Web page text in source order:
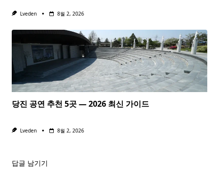
Lveden 8월 2, 2026
당진 공연 추천 5곳 — 2026 최신 가이드
Lveden 8월 2, 2026
답글 남기기